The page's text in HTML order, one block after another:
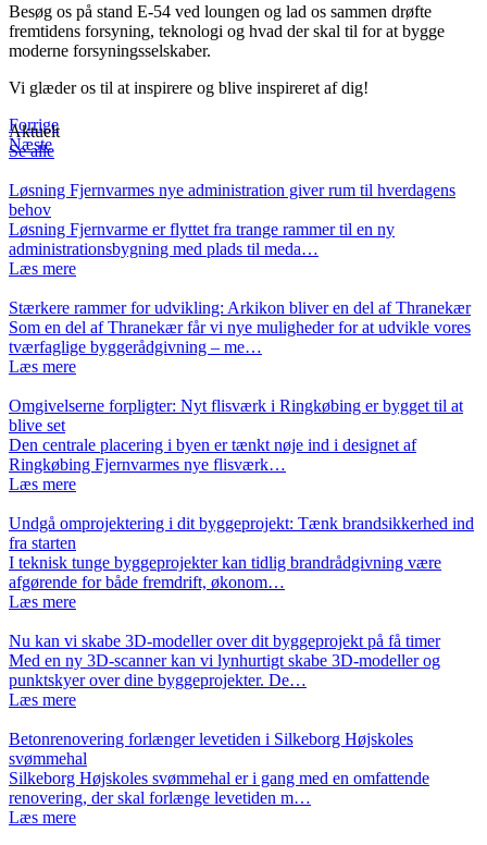
Besøg os på stand E-54 ved loungen og lad os sammen drøfte
fremtidens forsyning, teknologi og hvad der skal til for at bygge
moderne forsyningsselskaber.
Vi glæder os til at inspirere og blive inspireret af dig!
Forrige
Næste
Aktuelt
Se alle
Løsning Fjernvarmes nye administration giver rum til hverdagens
behov
Løsning Fjernvarme er flyttet fra trange rammer til en ny
administrationsbygning med plads til meda…
Læs mere
Stærkere rammer for udvikling: Arkikon bliver en del af Thranekær
Som en del af Thranekær får vi nye muligheder for at udvikle vores
tværfaglige byggerådgivning – me…
Læs mere
Omgivelserne forpligter: Nyt flisværk i Ringkøbing er bygget til at
blive set
Den centrale placering i byen er tænkt nøje ind i designet af
Ringkøbing Fjernvarmes nye flisværk…
Læs mere
Undgå omprojektering i dit byggeprojekt: Tænk brandsikkerhed ind
fra starten
I teknisk tunge byggeprojekter kan tidlig brandrådgivning være
afgørende for både fremdrift, økonom…
Læs mere
Nu kan vi skabe 3D-modeller over dit byggeprojekt på få timer
Med en ny 3D-scanner kan vi lynhurtigt skabe 3D-modeller og
punktskyer over dine byggeprojekter. De…
Læs mere
Betonrenovering forlænger levetiden i Silkeborg Højskoles
svømmehal
Silkeborg Højskoles svømmehal er i gang med en omfattende
renovering, der skal forlænge levetiden m…
Læs mere